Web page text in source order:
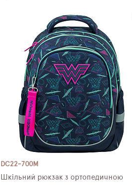
DC22-700M
Шкільний рюкзак з ортопедичною